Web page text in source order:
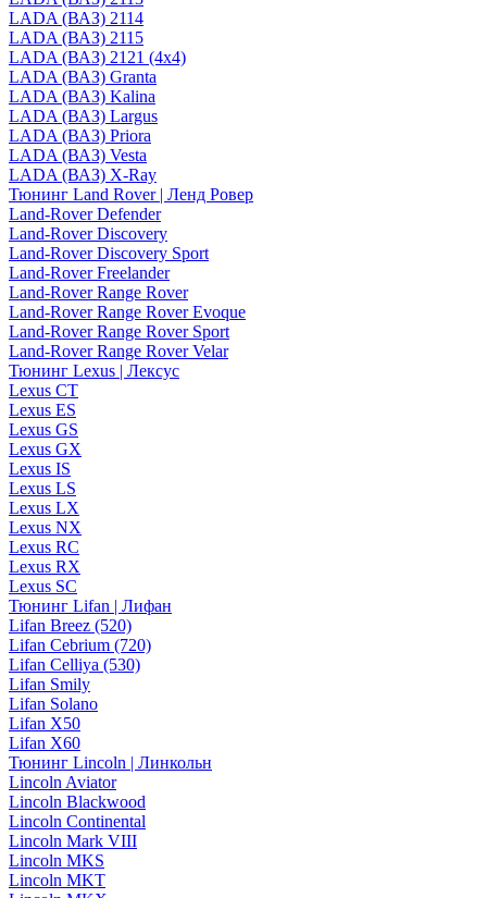
LADA (ВАЗ) 2114
LADA (ВАЗ) 2115
LADA (ВАЗ) 2121 (4x4)
LADA (ВАЗ) Granta
LADA (ВАЗ) Kalina
LADA (ВАЗ) Largus
LADA (ВАЗ) Priora
LADA (ВАЗ) Vesta
LADA (ВАЗ) X-Ray
Тюнинг Land Rover | Ленд Ровер
Land-Rover Defender
Land-Rover Discovery
Land-Rover Discovery Sport
Land-Rover Freelander
Land-Rover Range Rover
Land-Rover Range Rover Evoque
Land-Rover Range Rover Sport
Land-Rover Range Rover Velar
Тюнинг Lexus | Лексус
Lexus CT
Lexus ES
Lexus GS
Lexus GX
Lexus IS
Lexus LS
Lexus LX
Lexus NX
Lexus RC
Lexus RX
Lexus SC
Тюнинг Lifan | Лифан
Lifan Breez (520)
Lifan Cebrium (720)
Lifan Celliya (530)
Lifan Smily
Lifan Solano
Lifan X50
Lifan X60
Тюнинг Lincoln | Линкольн
Lincoln Aviator
Lincoln Blackwood
Lincoln Continental
Lincoln Mark VIII
Lincoln MKS
Lincoln MKT